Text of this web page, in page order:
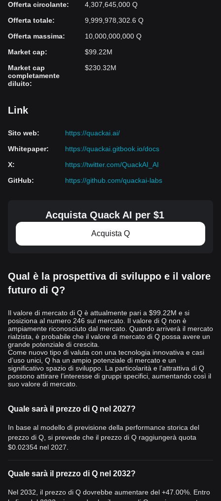
Offerta circolante:
4,307,645,000 Q
Offerta totale:
9,999,978,302.6 Q
Offerta massima:
10,000,000,000 Q
Market cap:
$99.22M
Market cap
completamente
diluito:
$230.32M
Link
Sito web:
https://quackai.ai/
Whitepaper:
https://quackai.gitbook.io/docs
X:
https://twitter.com/QuackAI_AI
GitHub: https://github.com/quackai-labs
Acquista Quack AI per $1
Acquista Q
Qual è la prospettiva di sviluppo e il valore
futuro di Q?
Il valore di mercato di Q è attualmente pari a $99.22M e si
posiziona al numero 246 sul mercato. Il valore di Q non è
ampiamente riconosciuto dal mercato. Quando arriverà il mercato
rialzista, è probabile che il valore di mercato di Q possa avere un
grande potenziale di crescita.
Come nuovo tipo di valuta con una tecnologia innovativa e casi
d’uso unici, Q ha un ampio potenziale di mercato e un
significativo spazio di sviluppo. La particolarità e l’attrattiva di Q
possono attirare l’interesse di gruppi specifici, aumentando così il
suo valore di mercato.
Quale sarà il prezzo di Q nel 2027?
In base al modello di previsione della performance storica del
prezzo di Q, si prevede che il prezzo di Q raggiungerà quota
$0.02354 nel 2027.
Quale sarà il prezzo di Q nel 2032?
Nel 2032, il prezzo di Q dovrebbe aumentare del +47.00%. Entro